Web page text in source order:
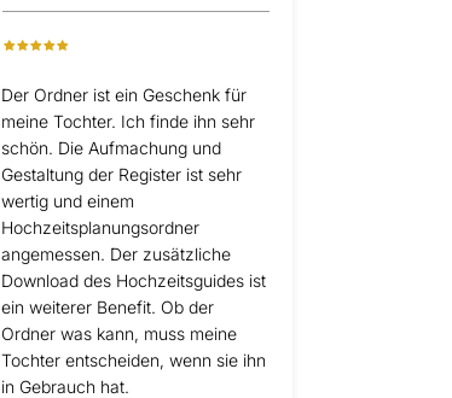
Der Ordner ist ein Geschenk für
meine Tochter. Ich finde ihn sehr
schön. Die Aufmachung und
Gestaltung der Register ist sehr
wertig und einem
Hochzeitsplanungsordner
angemessen. Der zusätzliche
Download des Hochzeitsguides ist
ein weiterer Benefit. Ob der
Ordner was kann, muss meine
Tochter entscheiden, wenn sie ihn
in Gebrauch hat.